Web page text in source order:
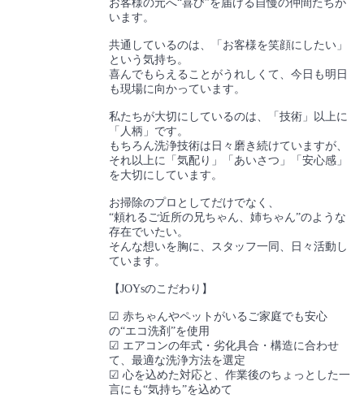
お客様の元へ“喜び”を届ける自慢の仲間たちが
います。
共通しているのは、「お客様を笑顔にしたい」
という気持ち。
喜んでもらえることがうれしくて、今日も明日
も現場に向かっています。
私たちが大切にしているのは、「技術」以上に
「人柄」です。
もちろん洗浄技術は日々磨き続けていますが、
それ以上に「気配り」「あいさつ」「安心感」
を大切にしています。
お掃除のプロとしてだけでなく、
“頼れるご近所の兄ちゃん、姉ちゃん”のような
存在でいたい。
そんな想いを胸に、スタッフ一同、日々活動し
ています。
【JOYsのこだわり】
☑ 赤ちゃんやペットがいるご家庭でも安心
の“エコ洗剤”を使用
☑ エアコンの年式・劣化具合・構造に合わせ
て、最適な洗浄方法を選定
☑ 心を込めた対応と、作業後のちょっとした一
言にも“気持ち”を込めて